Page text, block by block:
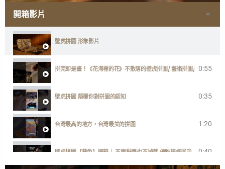
開箱影片
壁虎拼圖 形象影片
拼完即是畫！《花海裡的花》不散落的壁虎拼圖/ 藝術拼圖/ 台灣製
0:55
壁虎拼圖 顛覆你對拼圖的認知 0:35
台灣最高的地方，台灣最美的拼圖 1:20
壁虎拼圖【葵兔】開箱｜ 不需黏膠也不掉落 優雅裱框展示 0:40